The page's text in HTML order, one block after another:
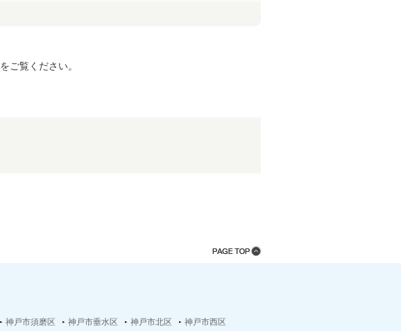
をご覧ください。
神戸市須磨区 神戸市垂水区 神戸市北区 神戸市西区